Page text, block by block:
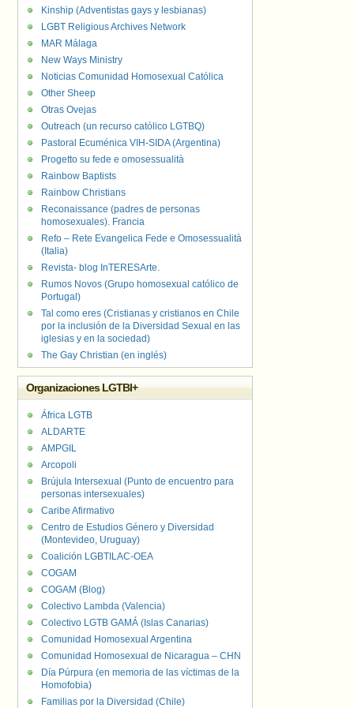
Kinship (Adventistas gays y lesbianas)
LGBT Religious Archives Network
MAR Málaga
New Ways Ministry
Noticias Comunidad Homosexual Católica
Other Sheep
Otras Ovejas
Outreach (un recurso católico LGTBQ)
Pastoral Ecuménica VIH-SIDA (Argentina)
Progetto su fede e omosessualità
Rainbow Baptists
Rainbow Christians
Reconaissance (padres de personas
homosexuales). Francia
Refo – Rete Evangelica Fede e Omosessualità
(Italia)
Revista- blog InTERESArte.
Rumos Novos (Grupo homosexual católico de
Portugal)
Tal como eres (Cristianas y cristianos en Chile
por la inclusión de la Diversidad Sexual en las
iglesias y en la sociedad)
The Gay Christian (en inglés)
Organizaciones LGTBI+
África LGTB
ALDARTE
AMPGIL
Arcopoli
Brújula Intersexual (Punto de encuentro para
personas intersexuales)
Caribe Afirmativo
Centro de Estudios Género y Diversidad
(Montevideo, Uruguay)
Coalición LGBTILAC-OEA
COGAM
COGAM (Blog)
Colectivo Lambda (Valencia)
Colectivo LGTB GAMÁ (Islas Canarias)
Comunidad Homosexual Argentina
Comunidad Homosexual de Nicaragua – CHN
Día Púrpura (en memoria de las víctimas de la
Homofobia)
Familias por la Diversidad (Chile)